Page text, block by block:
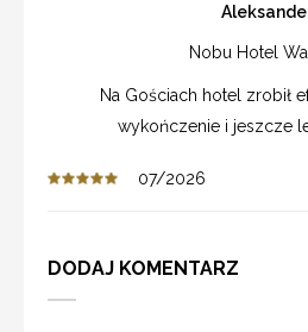
Nobu Hotel
Na Gościach hotel zrobił
wykończenie i jeszcze
07/2026
DODAJ KOMENTARZ